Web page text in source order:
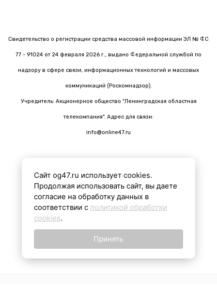
Свидетельство о регистрации средства массовой информации ЭЛ № ФС
77 - 91024 от 24 февраля 2026 г., выдано Федеральной службой по
надзору в сфере связи, информационных технологий и массовых
коммуникаций (Роскомнадзор).
Учредитель: Акционерное общество "Ленинградская областная
телекомпания". Адрес для связи:
info@online47.ru
Все материалы на сайте подготовлены с помощью ИИ
16+
Сайт og47.ru использует cookies.
Продолжая использовать сайт, вы даете
согласие на обработку данных в
соответствии с политикой обработки
cookies.
Принять